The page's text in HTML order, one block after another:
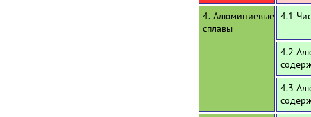
4. Алюминиевые
сплавы
4.1
4.2
4.3